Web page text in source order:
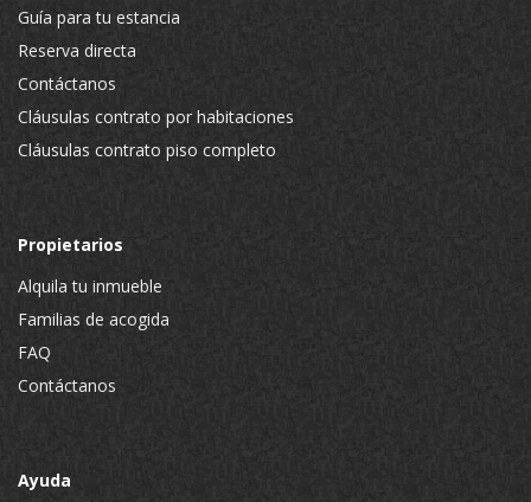
Guía para tu estancia
Reserva directa
Contáctanos
Cláusulas contrato por habitaciones
Cláusulas contrato piso completo
Propietarios
Alquila tu inmueble
Familias de acogida
FAQ
Contáctanos
Ayuda